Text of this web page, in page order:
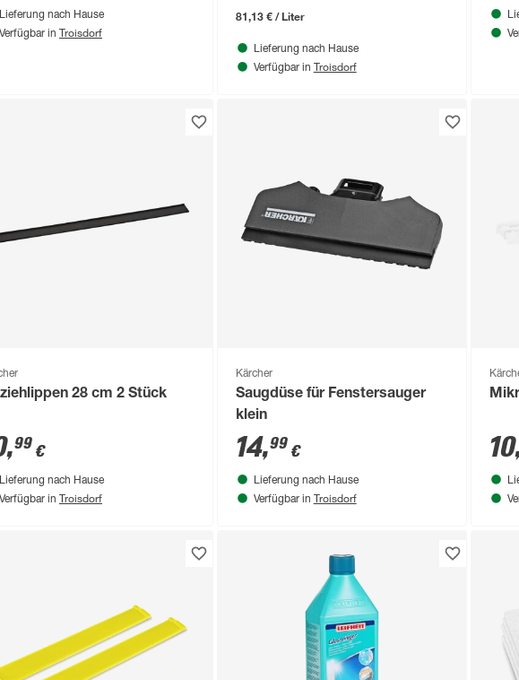
Lieferung nach Hause
Verfügbar in Troisdorf
81,13 € / Liter
Lieferung nach Hause
Verfügbar in Troisdorf
28 cm 2 Stück
,99 €
Lieferung nach Hause
Verfügbar in Troisdorf
Kärcher
Saugdüse für Fenstersauger
klein
14,99€
Lieferung nach Hause
Verfügbar in Troisdorf
10